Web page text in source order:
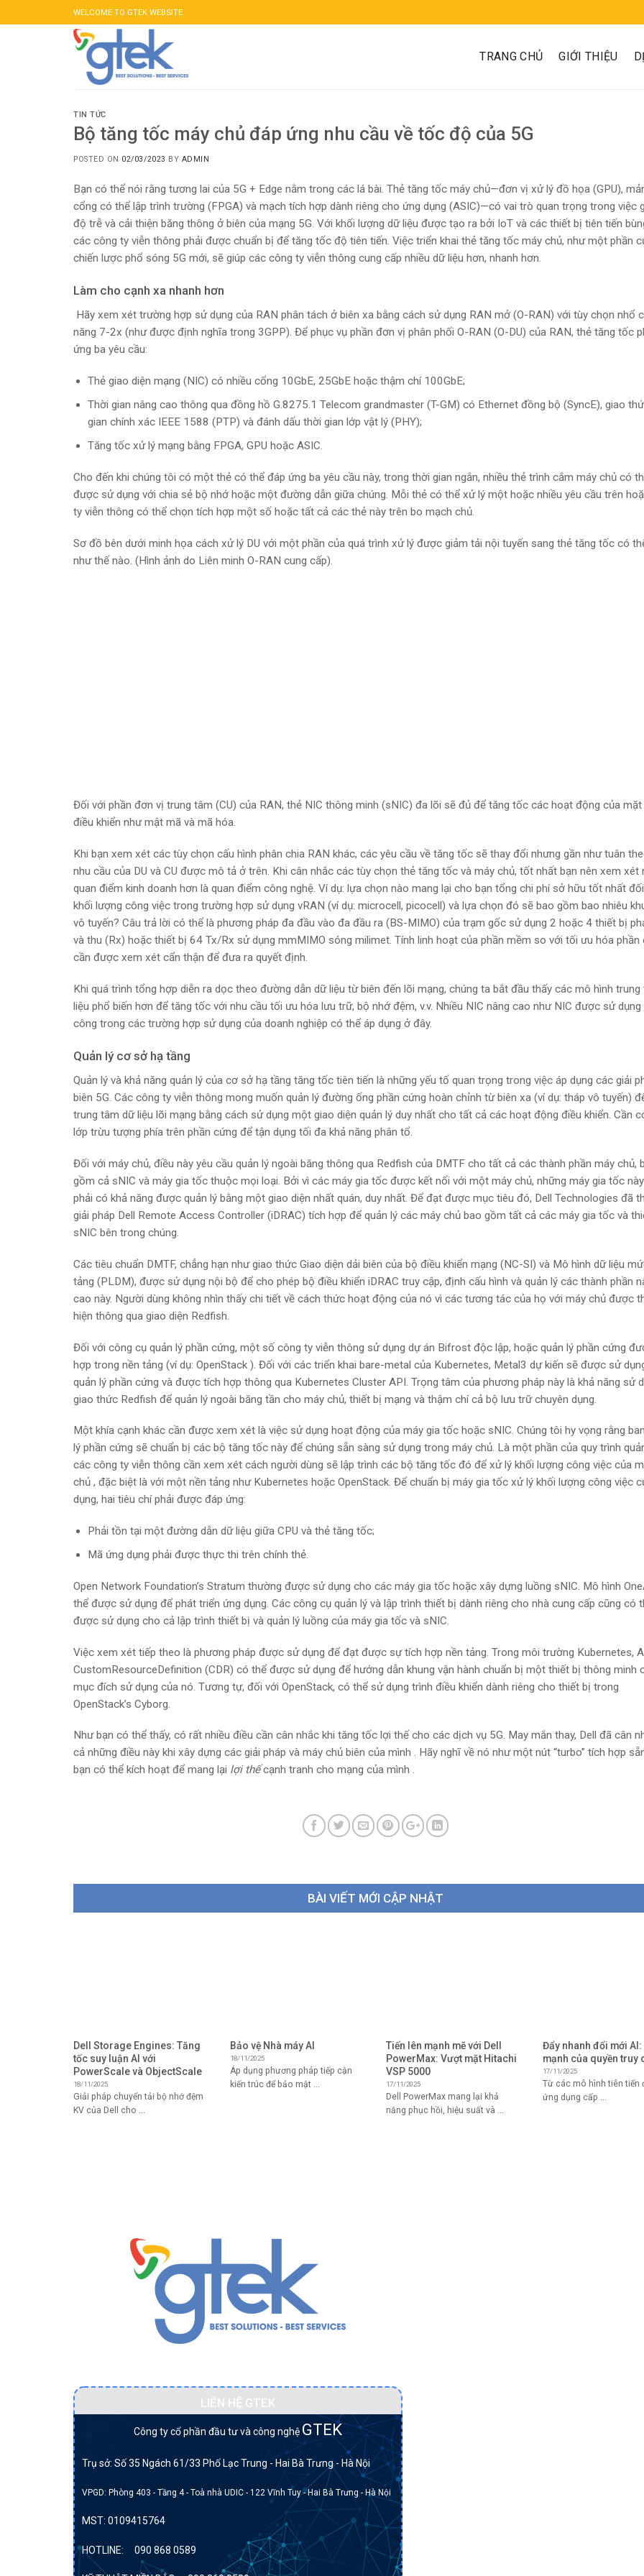
to
WELCOME TO GTEK WEBSITE.
TRANG CHỦ GIỚI THIỆU
TIN TỨC
Bộ tăng tốc máy chủ đáp ứng nhu cầu về tốc độ của 5G
POSTED ON 02/03/2023 BY ADMIN
Bạn có thể nói rằng tương lai của 5G + Edge nằm trong các lá bài. Thẻ tăng tốc máy chủ—đơn vị xử lý đồ họa (GPU),
cổng có thể lập trình trường (FPGA) và mạch tích hợp dành riêng cho ứng dụng (ASIC)—có vai trò quan trọng trong việc
độ trễ và cải thiện băng thông ở biên của mạng 5G. Với khối lượng dữ liệu được tạo ra bởi IoT và các thiết bị tiên tiến
các công ty viễn thông phải được chuẩn bị để tăng tốc độ tiên tiến. Việc triển khai thẻ tăng tốc máy chủ, như một phần
chiến lược phổ sóng 5G mới, sẽ giúp các công ty viễn thông cung cấp nhiều dữ liệu hơn, nhanh hơn.
Làm cho cạnh xa nhanh hơn
Hãy xem xét trường hợp sử dụng của RAN phân tách ở biên xa bằng cách sử dụng RAN mở (O-RAN) với tùy chọn nhổ
năng 7-2x (như được định nghĩa trong 3GPP). Để phục vụ phần đơn vị phân phối O-RAN (O-DU) của RAN, thẻ tăng tốc
ứng ba yêu cầu:
Thẻ giao diện mạng (NIC) có nhiều cổng 10GbE, 25GbE hoặc thậm chí 100GbE;
Thời gian nâng cao thông qua đồng hồ G.8275.1 Telecom grandmaster (T-GM) có Ethernet đồng bộ (SyncE), giao
gian chính xác IEEE 1588 (PTP) và đánh dấu thời gian lớp vật lý (PHY);
Tăng tốc xử lý mạng bằng FPGA, GPU hoặc ASIC.
Cho đến khi chúng tôi có một thẻ có thể đáp ứng ba yêu cầu này, trong thời gian ngắn, nhiều thẻ trình cắm máy chủ có
được sử dụng với chia sẻ bộ nhớ hoặc một đường dẫn giữa chúng. Mỗi thẻ có thể xử lý một hoặc nhiều yêu cầu trên
ty viễn thông có thể chọn tích hợp một số hoặc tất cả các thẻ này trên bo mạch chủ.
Sơ đồ bên dưới minh họa cách xử lý DU với một phần của quá trình xử lý được giảm tải nội tuyến sang thẻ tăng tốc có
như thế nào. (Hình ảnh do Liên minh O-RAN cung cấp).
Đối với phần đơn vị trung tâm (CU) của RAN, thẻ NIC thông minh (sNIC) đa lõi sẽ đủ để tăng tốc các hoạt động của mặt
điều khiển như mật mã và mã hóa.
Khi bạn xem xét các tùy chọn cấu hình phân chia RAN khác, các yêu cầu về tăng tốc sẽ thay đổi nhưng gần như tuân
nhu cầu của DU và CU được mô tả ở trên. Khi cân nhắc các tùy chọn thẻ tăng tốc và máy chủ, tốt nhất bạn nên xem xét
quan điểm kinh doanh hơn là quan điểm công nghệ. Ví dụ: lựa chọn nào mang lại cho bạn tổng chi phí sở hữu tốt nhất
khối lượng công việc trong trường hợp sử dụng vRAN (ví dụ: microcell, picocell) và lựa chọn đó sẽ bao gồm bao nhiêu
vô tuyến? Câu trả lời có thể là phương pháp đa đầu vào đa đầu ra (BS-MIMO) của trạm gốc sử dụng 2 hoặc 4 thiết bị
và thu (Rx) hoặc thiết bị 64 Tx/Rx sử dụng mmMIMO sóng milimet. Tính linh hoạt của phần mềm so với tối ưu hóa phần
cần được xem xét cẩn thận để đưa ra quyết định.
Khi quá trình tổng hợp diễn ra dọc theo đường dẫn dữ liệu từ biên đến lõi mạng, chúng ta bắt đầu thấy các mô hình
liệu phổ biến hơn để tăng tốc với nhu cầu tối ưu hóa lưu trữ, bộ nhớ đệm, v.v. Nhiều NIC nâng cao như NIC được sử dụng
công trong các trường hợp sử dụng của doanh nghiệp có thể áp dụng ở đây.
Quản lý cơ sở hạ tầng
Quản lý và khả năng quản lý của cơ sở hạ tầng tăng tốc tiên tiến là những yếu tố quan trọng trong việc áp dụng các giải
biên 5G. Các công ty viễn thông mong muốn quản lý đường ống phần cứng hoàn chỉnh từ biên xa (ví dụ: tháp vô tuyến)
trung tâm dữ liệu lõi mạng bằng cách sử dụng một giao diện quản lý duy nhất cho tất cả các hoạt động điều khiển. Cần
lớp trừu tượng phía trên phần cứng để tận dụng tối đa khả năng phân tổ.
Đối với máy chủ, điều này yêu cầu quản lý ngoài băng thông qua Redfish của DMTF cho tất cả các thành phần máy chủ,
gồm cả sNIC và máy gia tốc thuộc mọi loại. Bởi vì các máy gia tốc được kết nối với một máy chủ, những máy gia tốc
phải có khả năng được quản lý bằng một giao diện nhất quán, duy nhất. Để đạt được mục tiêu đó, Dell Technologies đã
giải pháp Dell Remote Access Controller (iDRAC) tích hợp để quản lý các máy chủ bao gồm tất cả các máy gia tốc và
sNIC bên trong chúng.
Các tiêu chuẩn DMTF, chẳng hạn như giao thức Giao diện dải biên của bộ điều khiển mạng (NC-SI) và Mô hình dữ liệu
tảng (PLDM), được sử dụng nội bộ để cho phép bộ điều khiển iDRAC truy cập, định cấu hình và quản lý các thành phần
cao này. Người dùng không nhìn thấy chi tiết về cách thức hoạt động của nó vì các tương tác của họ với máy chủ được
hiện thông qua giao diện Redfish.
Đối với công cụ quản lý phần cứng, một số công ty viễn thông sử dụng dự án Bifrost độc lập, hoặc quản lý phần cứng
hợp trong nền tảng (ví dụ: OpenStack ). Đối với các triển khai bare-metal của Kubernetes, Metal3 dự kiến ​​sẽ được sử
quản lý phần cứng và được tích hợp thông qua Kubernetes Cluster API. Trọng tâm của phương pháp này là khả năng sử
giao thức Redfish để quản lý ngoài băng tần cho máy chủ, thiết bị mạng và thậm chí cả bộ lưu trữ chuyên dụng.
Một khía cạnh khác cần được xem xét là việc sử dụng hoạt động của máy gia tốc hoặc sNIC. Chúng tôi hy vọng rằng
lý phần cứng sẽ chuẩn bị các bộ tăng tốc này để chúng sẵn sàng sử dụng trong máy chủ. Là một phần của quy trình
các công ty viễn thông cần xem xét cách người dùng sẽ lập trình các bộ tăng tốc đó để xử lý khối lượng công việc của
chủ , đặc biệt là với một nền tảng như Kubernetes hoặc OpenStack. Để chuẩn bị máy gia tốc xử lý khối lượng công việc
dụng, hai tiêu chí phải được đáp ứng:
Phải tồn tại một đường dẫn dữ liệu giữa CPU và thẻ tăng tốc;
Mã ứng dụng phải được thực thi trên chính thẻ.
Open Network Foundation’s Stratum thường được sử dụng cho các máy gia tốc hoặc xây dựng luồng sNIC. Mô hình
thể được sử dụng để phát triển ứng dụng. Các công cụ quản lý và lập trình thiết bị dành riêng cho nhà cung cấp cũng có
được sử dụng cho cả lập trình thiết bị và quản lý luồng của máy gia tốc và sNIC.
Việc xem xét tiếp theo là phương pháp được sử dụng để đạt được sự tích hợp nền tảng. Trong môi trường Kubernetes,
CustomResourceDefinition (CDR) có thể được sử dụng để hướng dẫn khung vận hành chuẩn bị một thiết bị thông minh
mục đích sử dụng của nó. Tương tự, đối với OpenStack, có thể sử dụng trình điều khiển dành riêng cho thiết bị trong
OpenStack’s Cyborg.
Như bạn có thể thấy, có rất nhiều điều cần cân nhắc khi tăng tốc lợi thế cho các dịch vụ 5G. May mắn thay, Dell đã cân
cả những điều này khi xây dựng các giải pháp và máy chủ biên của mình . Hãy nghĩ về nó như một nút “turbo” tích hợp
bạn có thể kích hoạt để mang lại lợi thếcạnh tranh cho mạng của mình .
BÀI VIẾT MỚI CẬP NHẬT
Dell Storage Engines: Tăng
tốc suy luận AI với
PowerScale và ObjectScale
18/11/2025
Giải pháp chuyển tải bộ nhớ đệm
KV của Dell cho ...
Bảo vệ Nhà máy AI
18/11/2025
Áp dụng phương pháp tiếp cận
kiến ​​trúc để bảo mật ...
Tiến lên mạnh mẽ với Dell
PowerMax: Vượt mặt Hitachi
VSP 5000
17/11/2025
Dell PowerMax mang lại khả
năng phục hồi, hiệu suất và ...
Đẩy nhanh đổi mới AI:
mạnh của quyền truy
17/11/2025
Từ các mô hình tiên tiến
ứng dụng cấp ...
LIÊN HỆ GTEK
Công ty cổ phần đầu tư và công nghệ GTEK
Trụ sở: Số 35 Ngách 61/33 Phố Lạc Trung - Hai Bà Trưng - Hà Nội
VPGD: Phòng 403 - Tầng 4 - Toà nhà UDIC - 122 Vĩnh Tuy - Hai Bà Trưng - Hà Nội
MST: 0109415764
HOTLINE: 090 868 0589